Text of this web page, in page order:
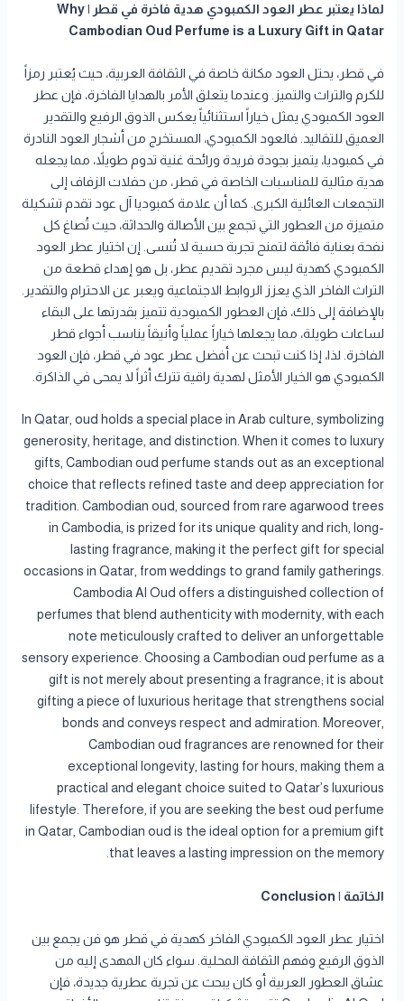
لماذا يعتبر عطر العود الكمبودي هدية فاخرة في قطر | Why
Cambodian Oud Perfume is a Luxury Gift in Qatar
في قطر، يحتل العود مكانة خاصة في الثقافة العربية، حيث يُعتبر رمزاً
للكرم والتراث والتميز. وعندما يتعلق الأمر بالهدايا الفاخرة، فإن عطر
العود الكمبودي يمثل خياراً استثنائياً يعكس الذوق الرفيع والتقدير
العميق للتقاليد. فالعود الكمبودي، المستخرج من أشجار العود النادرة
في كمبوديا، يتميز بجودة فريدة ورائحة غنية تدوم طويلاً، مما يجعله
هدية مثالية للمناسبات الخاصة في قطر، من حفلات الزفاف إلى
التجمعات العائلية الكبرى. كما أن علامة كمبوديا آل عود تقدم تشكيلة
متميزة من العطور التي تجمع بين الأصالة والحداثة، حيث تُصاغ كل
نفحة بعناية فائقة لتمنح تجربة حسية لا تُنسى. إن اختيار عطر العود
الكمبودي كهدية ليس مجرد تقديم عطر، بل هو إهداء قطعة من
التراث الفاخر الذي يعزز الروابط الاجتماعية ويعبر عن الاحترام والتقدير.
بالإضافة إلى ذلك، فإن العطور الكمبودية تتميز بقدرتها على البقاء
لساعات طويلة، مما يجعلها خياراً عملياً وأنيقاً يناسب أجواء قطر
الفاخرة. لذا، إذا كنت تبحث عن أفضل عطر عود في قطر، فإن العود
الكمبودي هو الخيار الأمثل لهدية راقية تترك أثراً لا يمحى في الذاكرة.
In Qatar, oud holds a special place in Arab culture, symbolizing
generosity, heritage, and distinction. When it comes to luxury
gifts, Cambodian oud perfume stands out as an exceptional
choice that reflects refined taste and deep appreciation for
tradition. Cambodian oud, sourced from rare agarwood trees
in Cambodia, is prized for its unique quality and rich, long-
lasting fragrance, making it the perfect gift for special
occasions in Qatar, from weddings to grand family gatherings.
Cambodia Al Oud offers a distinguished collection of
perfumes that blend authenticity with modernity, with each
note meticulously crafted to deliver an unforgettable
sensory experience. Choosing a Cambodian oud perfume as a
gift is not merely about presenting a fragrance; it is about
gifting a piece of luxurious heritage that strengthens social
bonds and conveys respect and admiration. Moreover,
Cambodian oud fragrances are renowned for their
exceptional longevity, lasting for hours, making them a
practical and elegant choice suited to Qatar’s luxurious
lifestyle. Therefore, if you are seeking the best oud perfume
in Qatar, Cambodian oud is the ideal option for a premium gift
that leaves a lasting impression on the memory.
الخاتمة | Conclusion
اختيار عطر العود الكمبودي الفاخر كهدية في قطر هو فن يجمع بين
الذوق الرفيع وفهم الثقافة المحلية. سواء كان المهدى إليه من
عشاق العطور العربية أو كان يبحث عن تجربة عطرية جديدة، فإن